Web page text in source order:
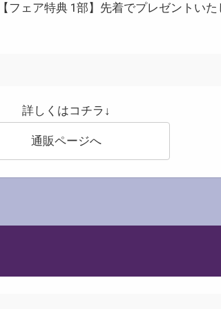
フェア特典 1部】先着でプレゼントい
詳しくはコチラ↓
通販ページへ